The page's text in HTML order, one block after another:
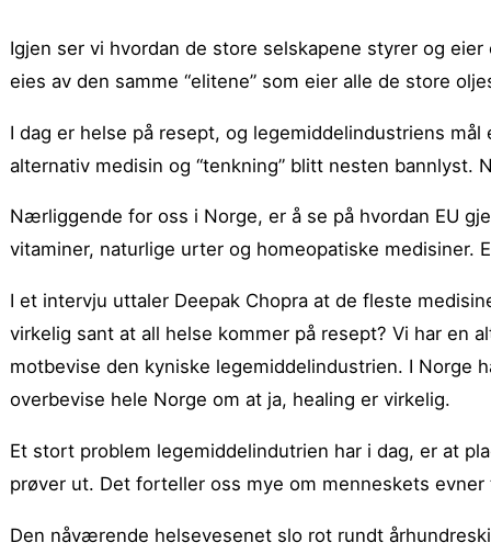
Igjen ser vi hvordan de store selskapene styrer og
eies av den samme “elitene” som eier alle de store
I dag er helse på resept, og legemiddelindustriens
alternativ medisin og “tenkning” blitt nesten bannlyst.
Nærliggende for oss i Norge, er å se på hvordan EU
vitaminer, naturlige urter og homeopatiske medisiner.
I et intervju uttaler Deepak Chopra at de fleste
virkelig sant at all helse kommer på resept? Vi har en
motbevise den kyniske legemiddelindustrien. I Norge
overbevise hele Norge om at ja, healing er virkelig.
Et stort problem legemiddelindutrien har i dag, er at
prøver ut. Det forteller oss mye om menneskets evner
Den nåværende helsevesenet slo rot rundt